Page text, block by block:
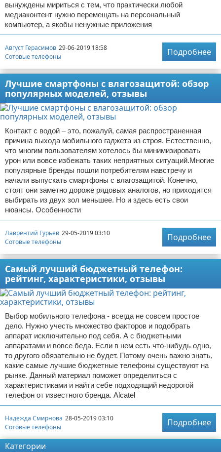
вынуждены мириться с тем, что практически любой
медиаконтент нужно перемещать на персональный
компьютер, а якобы ненужные приложения
Август Герасимов 29-06-2019 18:58
Сотовые телефоны
Подробнее
Лучшие смартфоны с влагозащитой: обзор
популярных моделей, отзывы
Контакт с водой – это, пожалуй, самая распространенная
причина выхода мобильного гаджета из строя. Естественно,
что многим пользователям хотелось бы минимизировать
урон или вовсе избежать таких неприятных ситуаций.Многие
популярные бренды пошли потребителям навстречу и
начали выпускать смартфоны с влагозащитой. Конечно,
стоят они заметно дороже рядовых аналогов, но приходится
выбирать из двух зол меньшее. Но и здесь есть свои
нюансы. Особенности
Лаврентий Гурьев 29-05-2019 03:10
Сотовые телефоны
Подробнее
Самый лучший бюджетный телефон:
рейтинг, характеристики, отзывы
Выбор мобильного телефона - всегда не совсем простое
дело. Нужно учесть множество факторов и подобрать
аппарат исключительно под себя. А с бюджетными
аппаратами и вовсе беда. Если в нем есть что-нибудь одно,
то другого обязательно не будет. Потому очень важно знать,
какие самые лучшие бюджетные телефоны существуют на
рынке. Данный материал поможет определиться с
характеристиками и найти себе подходящий недорогой
телефон от известного бренда. Alcatel
Надежда Смирнова 28-05-2019 03:10
Сотовые телефоны
Подробнее
Категории